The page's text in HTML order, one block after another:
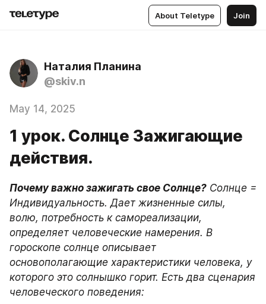
About Teletype Join
Наталия Планина
@skiv.n
May 14, 2025
1 урок. Солнце Зажигающие
действия.
Почему важно зажигать свое Солнце? Солнце =
Индивидуальность. Дает жизненные силы,
волю, потребность к самореализации,
определяет человеческие намерения. В
гороскопе солнце описывает
основополагающие характеристики человека, у
которого это солнышко горит. Есть два сценария
человеческого поведения: